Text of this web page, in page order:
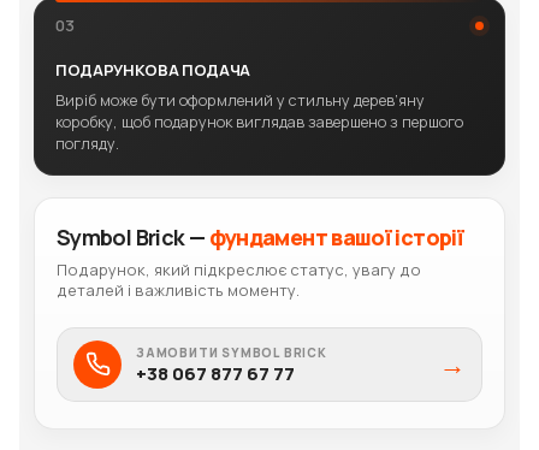
03
ПОДАРУНКОВА ПОДАЧА
Виріб може бути оформлений у стильну дерев’яну
коробку, щоб подарунок виглядав завершено з першого
погляду.
Symbol Brick — фундамент вашої історії
Подарунок, який підкреслює статус, увагу до
деталей і важливість моменту.
ЗАМОВИТИ SYMBOL BRICK
+38 067 877 67 77 →